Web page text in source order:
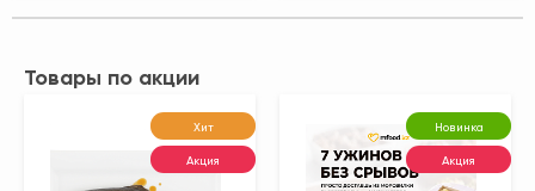
Товары по акции
Хит
Акция
Новинка
Акция